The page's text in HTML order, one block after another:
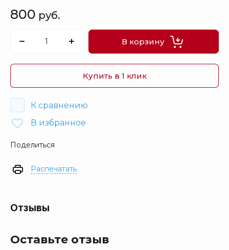
800 руб.
В корзину
Купить в 1 клик
К сравнению
В избранное
Поделиться
Распечатать
Отзывы
Оставьте отзыв